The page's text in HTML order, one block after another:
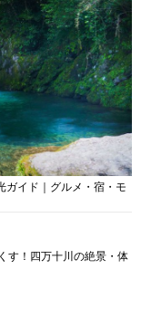
ガイド｜グルメ・宿・モ
す！四万十川の絶景・体